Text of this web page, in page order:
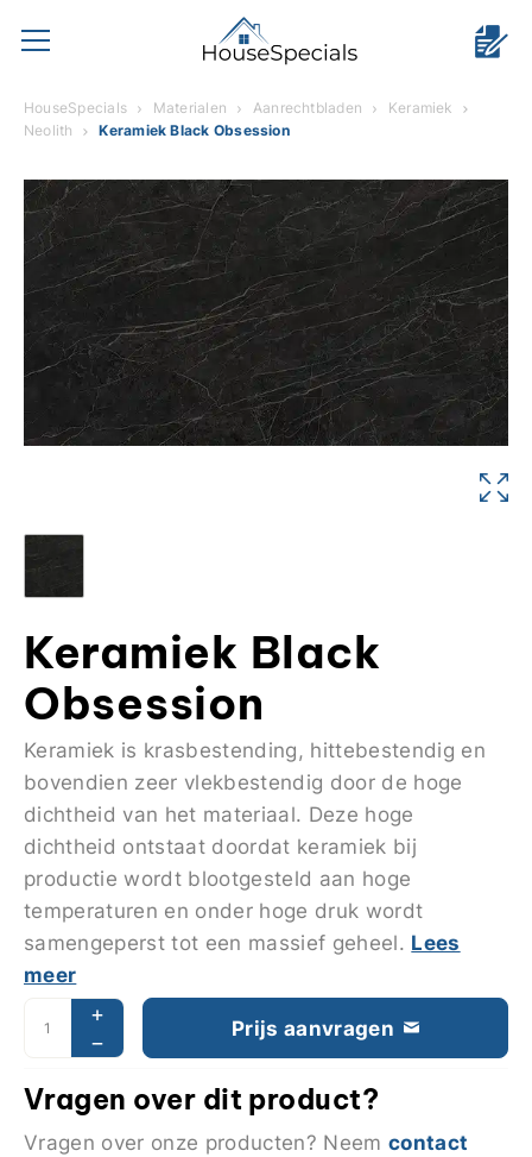
HouseSpecials Materialen Aanrechtbladen
Keramiek
Neolith
Keramiek Black Obsession
Keramiek Black
Obsession
Keramiek is krasbestending, hittebestendig en
bovendien zeer vlekbestendig door de hoge
dichtheid van het materiaal. Deze hoge
dichtheid ontstaat doordat keramiek bij
productie wordt blootgesteld aan hoge
temperaturen en onder hoge druk wordt
samengeperst tot een massief geheel. Lees
meer
Prijs aanvragen
Vragen over dit product?
Vragen over onze producten? Neem contact